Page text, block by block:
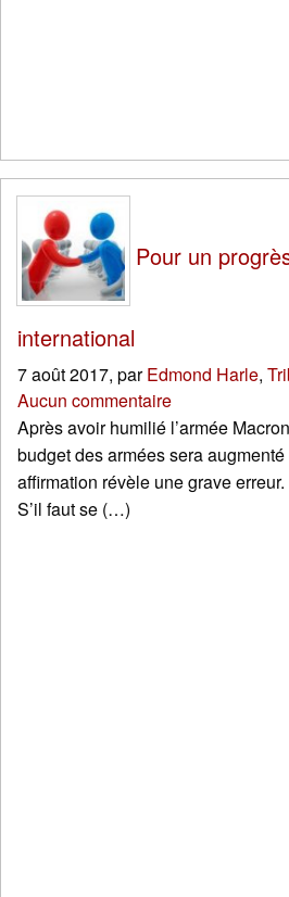
Pour un
international
7 août 2017, parEdmond Harle,
Aucun commentaire
Après avoir humilié l’armée
budget des armées sera
affirmation révèle une grave erreur.
S’il faut se (…)